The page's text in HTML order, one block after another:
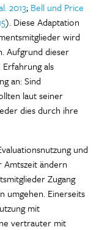
2013; Bell und Price
). Diese Adaptation
wird
Aufgrund dieser
Erfahrung als
an: Sind
laut seiner
dies durch ihre
und
Amtszeit ändern
Zugang
umgehen. Einerseits
mit
vertrauter mit